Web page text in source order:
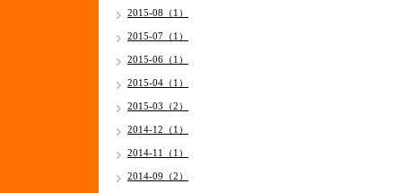
2015-08（1）
2015-07（1）
2015-06（1）
2015-04（1）
2015-03（2）
2014-12（1）
2014-11（1）
2014-09（2）